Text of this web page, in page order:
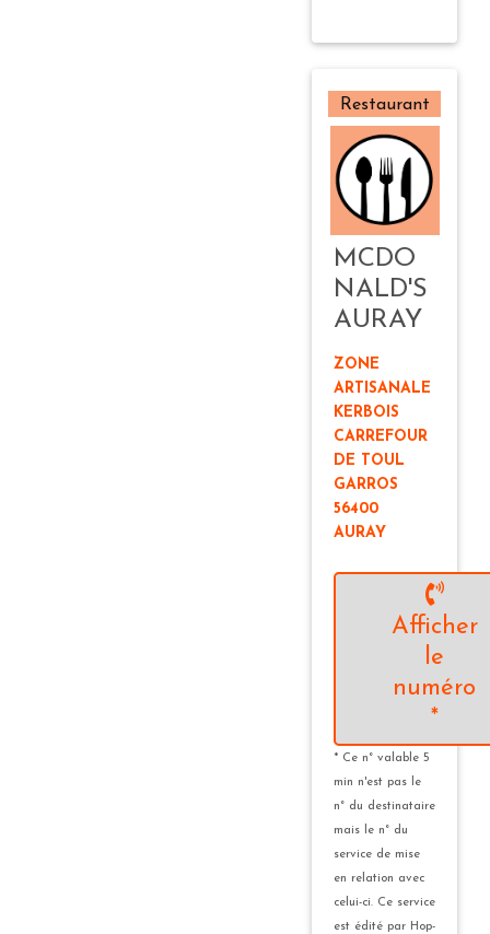
Restaurant
MCDO
NALD'S
AURAY
ZONE
ARTISANALE
KERBOIS
CARREFOUR
DE TOUL
GARROS
56400
AURAY
Afficher
le
numéro
*
* Ce n° valable 5
min n'est pas le
n° du destinataire
mais le n° du
service de mise
en relation avec
celui-ci. Ce service
est édité par Hop-